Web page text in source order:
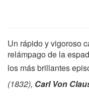
Un rápido y vigoroso
relámpago de la
los más brillantes
(1832), Carl Von